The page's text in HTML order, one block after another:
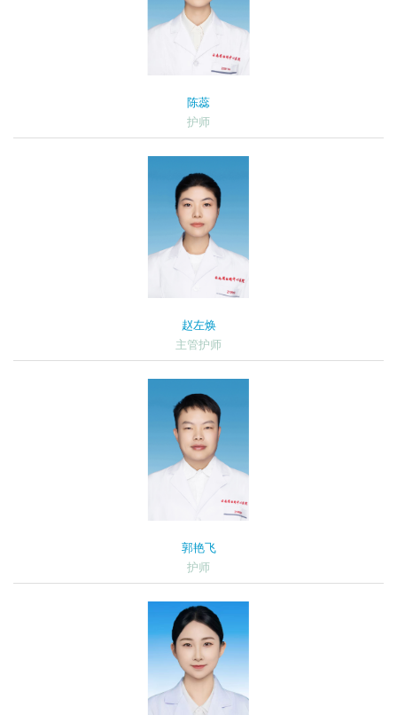
陈蕊
护师
赵左焕
主管护师
郭艳飞
护师